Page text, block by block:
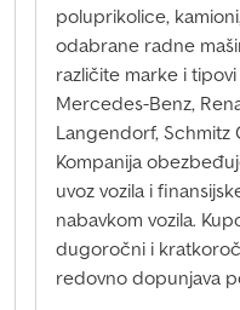
poluprikolice,
odabrane radne
različite marke i
Mercedes-Benz,
Langendorf, Schmitz
Kompanija
uvoz vozila i
nabavkom vozila.
dugoročni i
redovno dopunjava